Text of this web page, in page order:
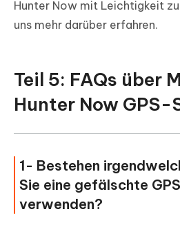
Hunter Now mit Leichtigkeit
uns mehr darüber erfahren.
Teil 5: FAQs über
Hunter Now GPS-
1- Bestehen
Sie eine gefälschte
verwenden?